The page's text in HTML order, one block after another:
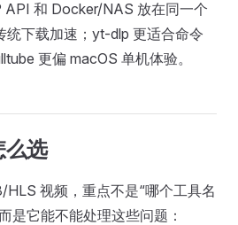
和 Docker/NAS 放在同一个
统下载加速；yt-dlp 更适合命令
更偏 macOS 单机体验。
么选
视频，重点不是“哪个工具名
是它能不能处理这些问题：